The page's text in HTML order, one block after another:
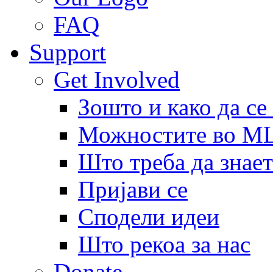
FAQ
Support
Get Involved
Зошто и како да
Можностите во
Што треба да
Пријави се
Сподели идеи
Што рекоа за нас